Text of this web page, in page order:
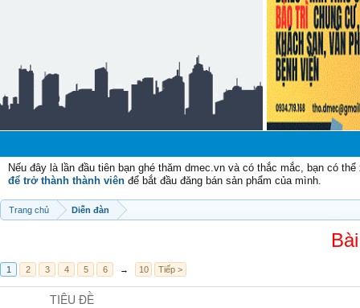
Nếu đây là lần đầu tiên bạn ghé thăm dmec.vn và có thắc mắc, bạn có
để trở thành thành viên để bắt đầu đăng bán sản phẩm của mình.
Trang chủ Diễn đàn
1 2 3 4 5 6 → 10 Tiếp >
TIÊU ĐỀ